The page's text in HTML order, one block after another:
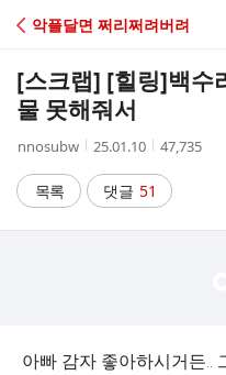
C
A
악플달면 쩌리쩌려버려
[스크랩] [힐링]백수
물 못해줘서
작
자
nnosubw
작
시
간
25.01.10
조
수
47,735
목록 댓글 51
아빠 감자 좋아하시거든..